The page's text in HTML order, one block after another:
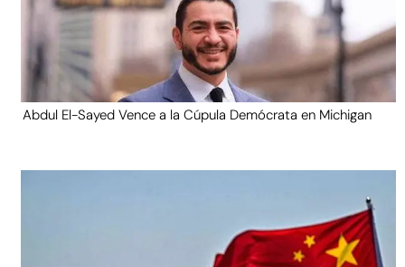
Abdul El-Sayed Vence a la Cúpula Demócrata en Michigan